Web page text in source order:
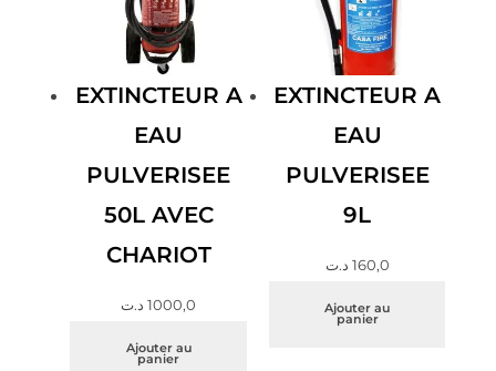
EXTINCTEUR A
EAU
PULVERISEE
50L AVEC
CHARIOT
1000,0 د.ت
Ajouter au
panier
EXTINCTEUR A
EAU
PULVERISEE
9L
160,0 د.ت
Ajouter au
panier